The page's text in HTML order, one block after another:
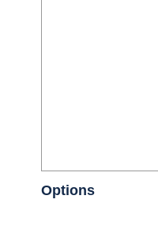
Options